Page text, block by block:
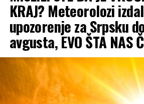
KRAJ? Meteorolozi
upozorenje za Srpsku
avgusta, EVO ŠTA NAS